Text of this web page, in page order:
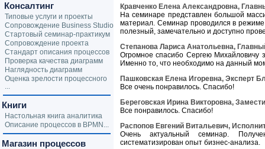
Кравченко Елена Александровна,
На семинаре представлен большой
материал. Семинар проводился в
полезный, замечательно и доступно
Степанова Лариса Анатольевна,
Огромное спасибо Сергею Михайловичу
Именно то, что необходимо на данный
Пашковская Елена Игоревна, Эксперт
Все очень понравилось. Спасибо!
Береговская Ирина Викторовна,
Все понравилось. Спасибо!
Распопов Евгений Витальевич,
Очень актуальный семинар.
систематизирован опыт бизнес-анализа.
Консалтинг
Типовые услуги и проекты
Сопровождение Business Studio
Стартовый семинар-практикум
Сопровождение проекта
Стандарт описания процессов
Проверка качества диаграмм
Наглядность диаграмм
Оценка зрелости процессного
...
Книги
Настольная книга аналитика
Описание процессов в BPMN...
Магазин процессов